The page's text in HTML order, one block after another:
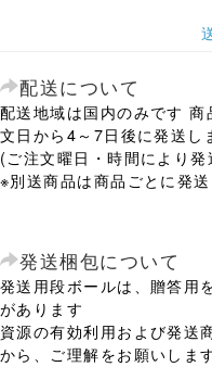
配送について
配送地域は国内のみです
文日から4～7日後に発送し
(ご注文曜日・時間により
※別送商品は商品ごとに発
発送梱包について
発送用段ボールは、贈答用
があります
資源の有効利用および発送
から、ご理解をお願いしま